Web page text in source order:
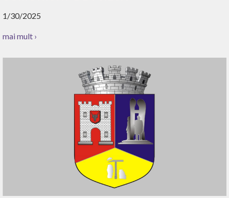
1/30/2025
mai mult ›